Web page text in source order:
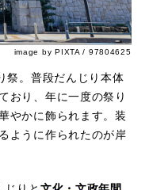
image by PIXTA / 97804625
祭。普段だんじり本体
おり、年に一度の祭り
やかに飾られます。装
ように作られたのが岸